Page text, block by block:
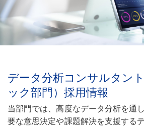
データ分析コンサルタン
ック部門）採用情報
当部門では、高度なデータ分析を通
要な意思決定や課題解決を支援する